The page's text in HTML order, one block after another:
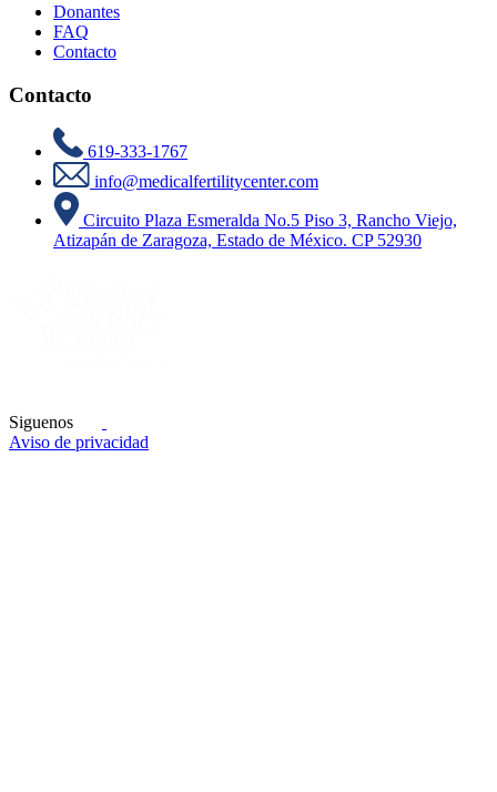
Donantes
FAQ
Contacto
Contacto
619-333-1767
info@medicalfertilitycenter.com
Circuito Plaza Esmeralda No.5 Piso 3, Rancho Viejo,
Atizapán de Zaragoza, Estado de México. CP 52930
Siguenos
Aviso de privacidad